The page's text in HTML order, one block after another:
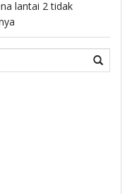
lantai 2 tidak